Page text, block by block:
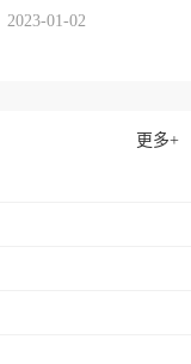
2023-01-02
更多+